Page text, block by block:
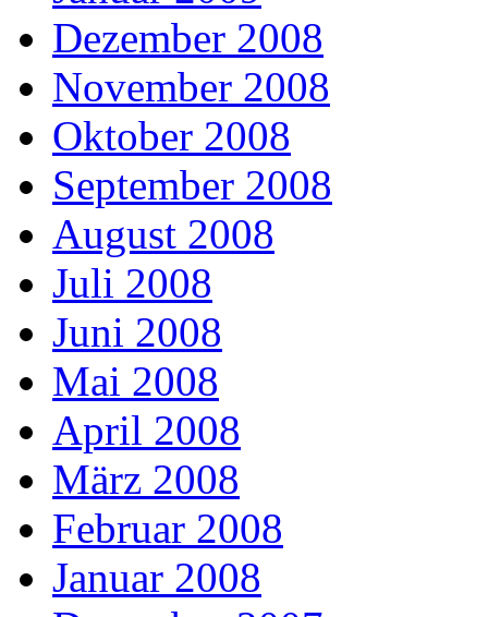
Dezember 2008
November 2008
Oktober 2008
September 2008
August 2008
Juli 2008
Juni 2008
Mai 2008
April 2008
März 2008
Februar 2008
Januar 2008